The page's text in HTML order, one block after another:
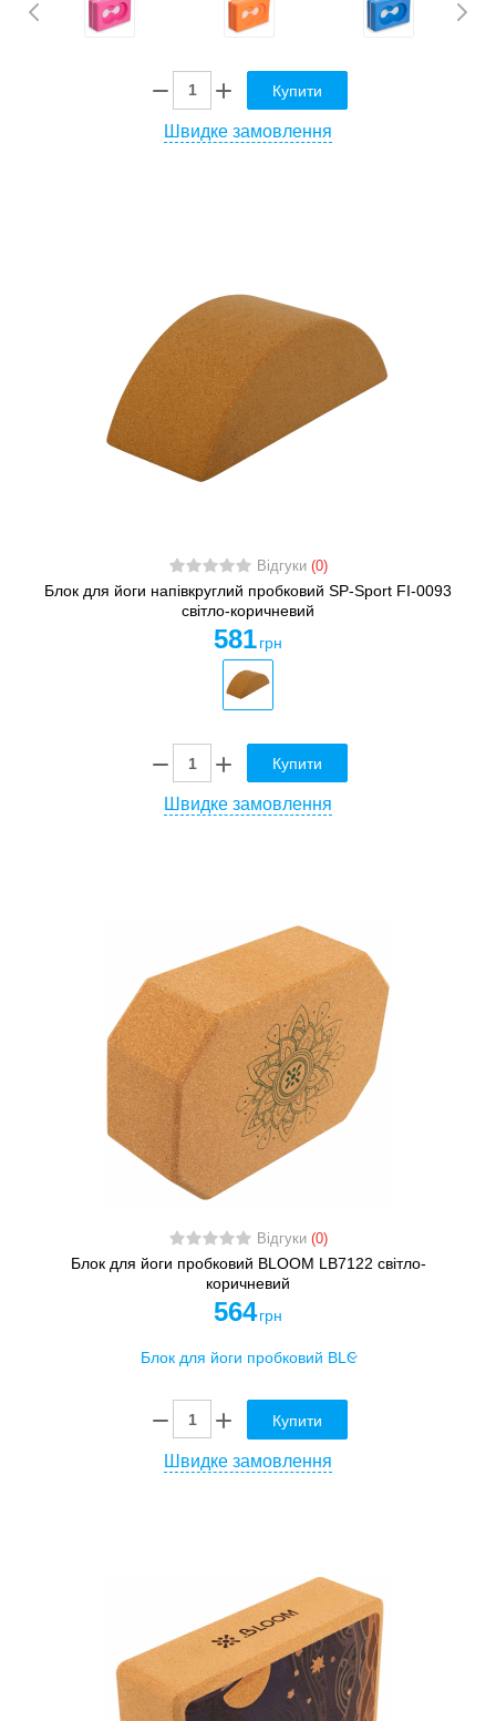
Купити
Швидке замовлення
Відгуки (0)
Блок для йоги напівкруглий пробковий SP-Sport FI-0093
світло-коричневий
581 грн
Купити
Швидке замовлення
Відгуки (0)
Блок для йоги пробковий BLOOM LB7122 світло-
коричневий
564 грн
Купити
Швидке замовлення